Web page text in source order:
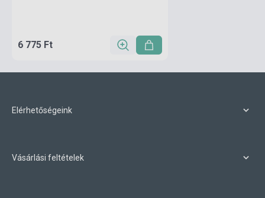
6 775 Ft
Elérhetőségeink
Vásárlási feltételek